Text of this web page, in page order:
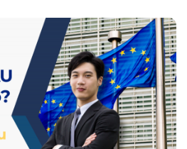
Phần Lan. Mỗi địa điểm đều có
đâu mới là nơi phù hợp nhất với